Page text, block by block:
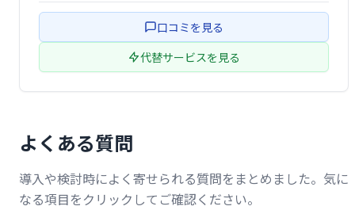
している企業様、モデルとして活動したい女性、双方にと
って最適なプラットフォームです。
口コミを見る
代替サービスを見る
よくある質問
導入や検討時によく寄せられる質問をまとめました。気に
なる項目をクリックしてご確認ください。